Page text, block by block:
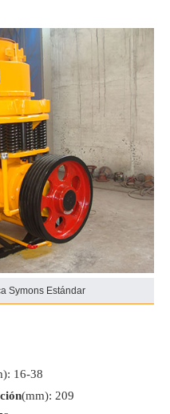
Symons Estándar
16-38
(mm): 209